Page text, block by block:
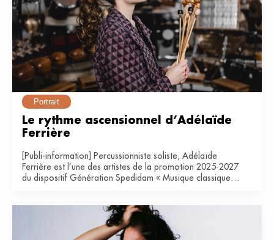
Portrait
Le rythme ascensionnel d’Adélaïde
Ferrière
[Publi-information] Percussionniste soliste, Adélaïde
Ferrière est l’une des artistes de la promotion 2025-2027
du dispositif Génération Spedidam « Musique classique &